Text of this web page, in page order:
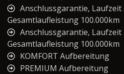
Anschlussgarantie, Laufzeit
Gesamtlaufleistung 100.000km
Anschlussgarantie, Laufzeit
Gesamtlaufleistung 100.000km
KOMFORT Aufbereitung
PREMIUM Aufbereitung